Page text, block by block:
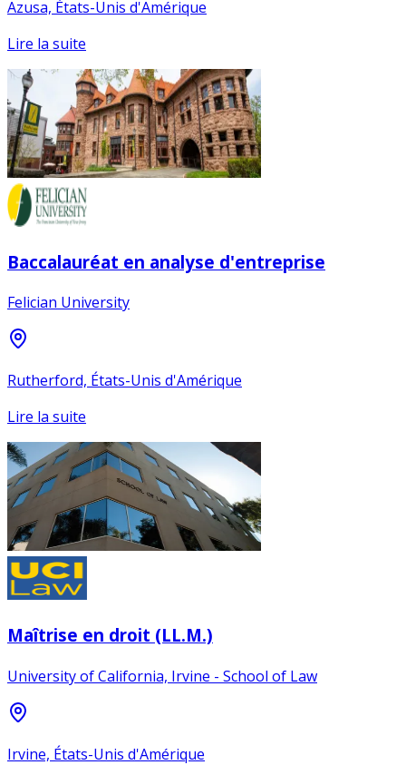
Azusa, États-Unis d'Amérique
Lire la suite
Baccalauréat en analyse d'entreprise
Felician University
Rutherford, États-Unis d'Amérique
Lire la suite
Maîtrise en droit (LL.M.)
University of California, Irvine - School of Law
Irvine, États-Unis d'Amérique